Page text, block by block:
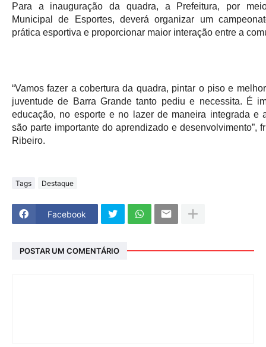
Para a inauguração da quadra, a Prefeitura, por
Municipal de Esportes, deverá organizar um
prática esportiva e proporcionar maior interação entre a
“Vamos fazer a cobertura da quadra, pintar o piso e
juventude de Barra Grande tanto pediu e necessita. É
educação, no esporte e no lazer de maneira integrada e
são parte importante do aprendizado e desenvolvimento”,
Ribeiro.
Tags Destaque
Facebook
POSTAR UM COMENTÁRIO